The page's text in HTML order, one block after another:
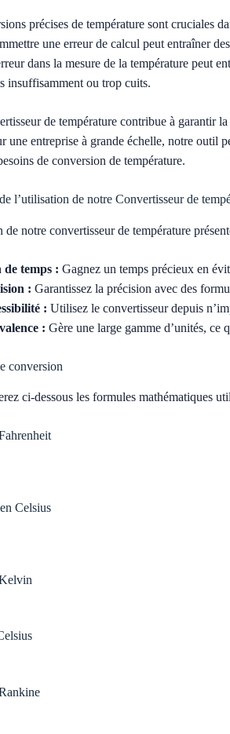
précises de température sont cruciales
une erreur de calcul peut entraîner
dans la mesure de la température peut
insuffisamment ou trop cuits.
de température contribue à garantir
une entreprise à grande échelle, notre outil
de conversion de température.
l’utilisation de notre Convertisseur de
de notre convertisseur de température
de temps : Gagnez un temps précieux en
: Garantissez la précision avec des
: Utilisez le convertisseur depuis
: Gère une large gamme d’unités, ce
conversion
ci-dessous les formules mathématiques
Celsius